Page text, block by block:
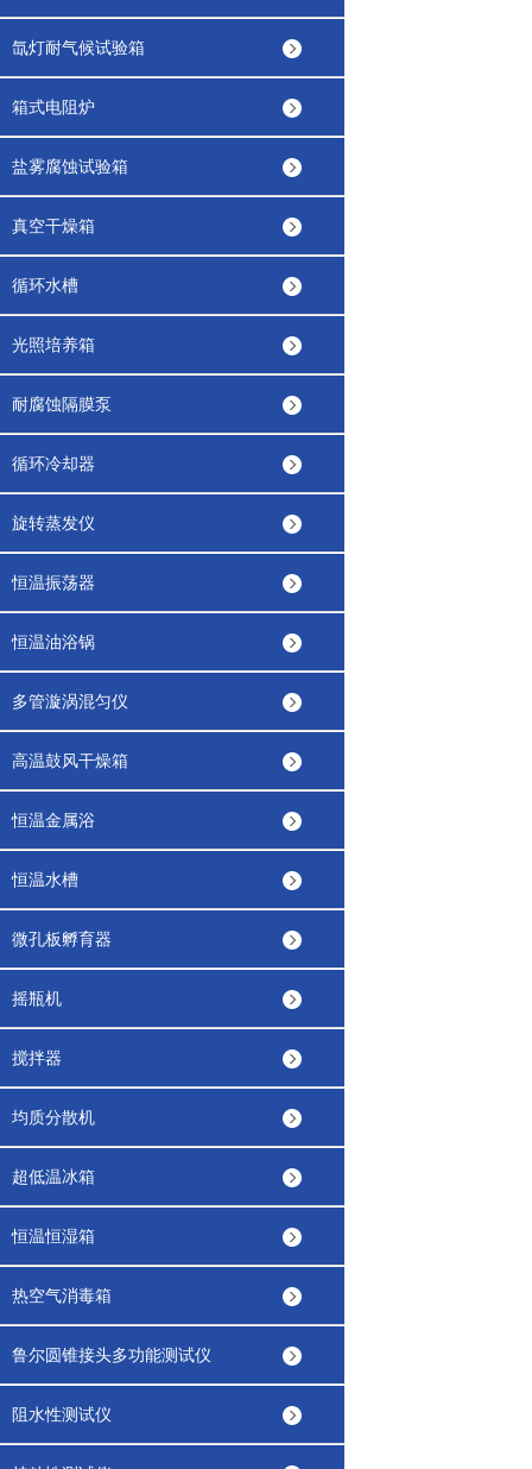
氙灯耐气候试验箱
箱式电阻炉
盐雾腐蚀试验箱
真空干燥箱
循环水槽
光照培养箱
耐腐蚀隔膜泵
循环冷却器
旋转蒸发仪
恒温振荡器
恒温油浴锅
多管漩涡混匀仪
高温鼓风干燥箱
恒温金属浴
恒温水槽
微孔板孵育器
摇瓶机
搅拌器
均质分散机
超低温冰箱
恒温恒湿箱
热空气消毒箱
鲁尔圆锥接头多功能测试仪
阻水性测试仪